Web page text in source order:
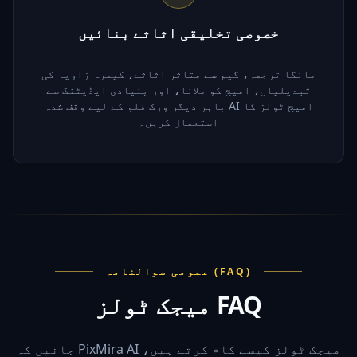
خصوصی تخلیقی اثاثے بنائیں
مانگا ترجمہ، گیم سے متاثر اثاثے، کیمرہ زاویہ کی
تبدیلیاں، امیج کو ملانا، اور بنیادی ایڈیٹنگ سے
باہر دیگر ورک فلو کے لیے وقف شدہ AI امیج ٹولز کا
استعمال کریں۔
عمومی سوالنامہ (FAQ)
میجک ٹولز FAQ
جانیں کہ PixMira AI میجک ٹولز کیسے کام کرتے ہیں،